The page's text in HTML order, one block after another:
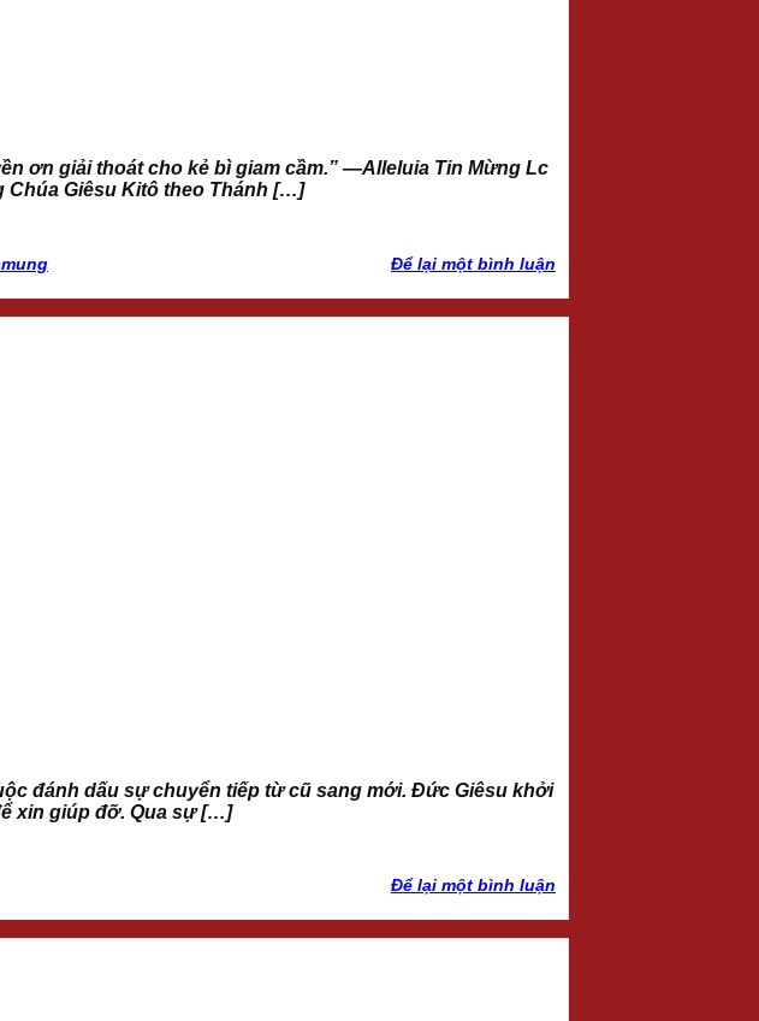
ơn giải thoát cho kẻ bì giam cầm.” —Alleluia Tin Mừng Lc
Chúa Giêsu Kitô theo Thánh […]
Để lại một bình luận
đánh dấu sự chuyển tiếp từ cũ sang mới. Đức Giêsu khởi
xin giúp đỡ. Qua sự […]
Để lại một bình luận